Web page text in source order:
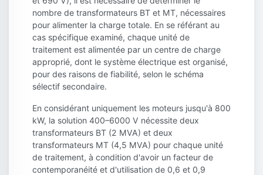
nombre de transformateurs BT et MT, nécessaires
pour alimenter la charge totale. En se référant au
cas spécifique examiné, chaque unité de
traitement est alimentée par un centre de charge
approprié, dont le système électrique est organisé,
pour des raisons de fiabilité, selon le schéma
sélectif secondaire.
En considérant uniquement les moteurs jusqu'à 800
kW, la solution 400–6000 V nécessite deux
transformateurs BT (2 MVA) et deux
transformateurs MT (4,5 MVA) pour chaque unité
de traitement, à condition d'avoir un facteur de
contemporanéité et d'utilisation de 0,6 et 0,9